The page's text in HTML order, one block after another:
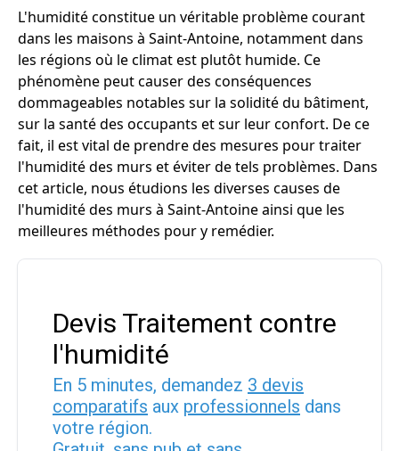
L'humidité constitue un véritable problème courant
dans les maisons à Saint-Antoine, notamment dans
les régions où le climat est plutôt humide. Ce
phénomène peut causer des conséquences
dommageables notables sur la solidité du bâtiment,
sur la santé des occupants et sur leur confort. De ce
fait, il est vital de prendre des mesures pour traiter
l'humidité des murs et éviter de tels problèmes. Dans
cet article, nous étudions les diverses causes de
l'humidité des murs à Saint-Antoine ainsi que les
meilleures méthodes pour y remédier.
Devis Traitement contre
l'humidité
En 5 minutes, demandez 3 devis
comparatifs aux professionnels dans
votre région.